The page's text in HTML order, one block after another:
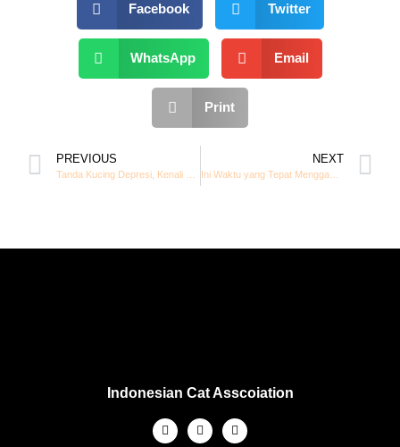
Facebook Twitter
WhatsApp Email
Print
PREVIOUS NEXT
Ini Waktu yang Tepat Mengganti Makanan Kucing
Indonesian Cat Asscoiation